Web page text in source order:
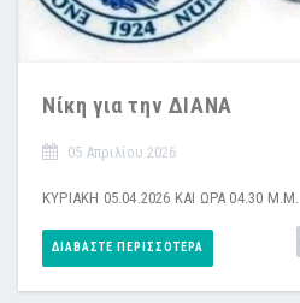
Νίκη για την ΔΙΑΝΑ
05 Απριλίου 2026
ΚΥΡΙΑΚΗ 05.04.2026 ΚΑΙ ΩΡΑ 04.30 Μ.Μ.
ΔΙΑΒΆΣΤΕ ΠΕΡΙΣΣΌΤΕΡΑ